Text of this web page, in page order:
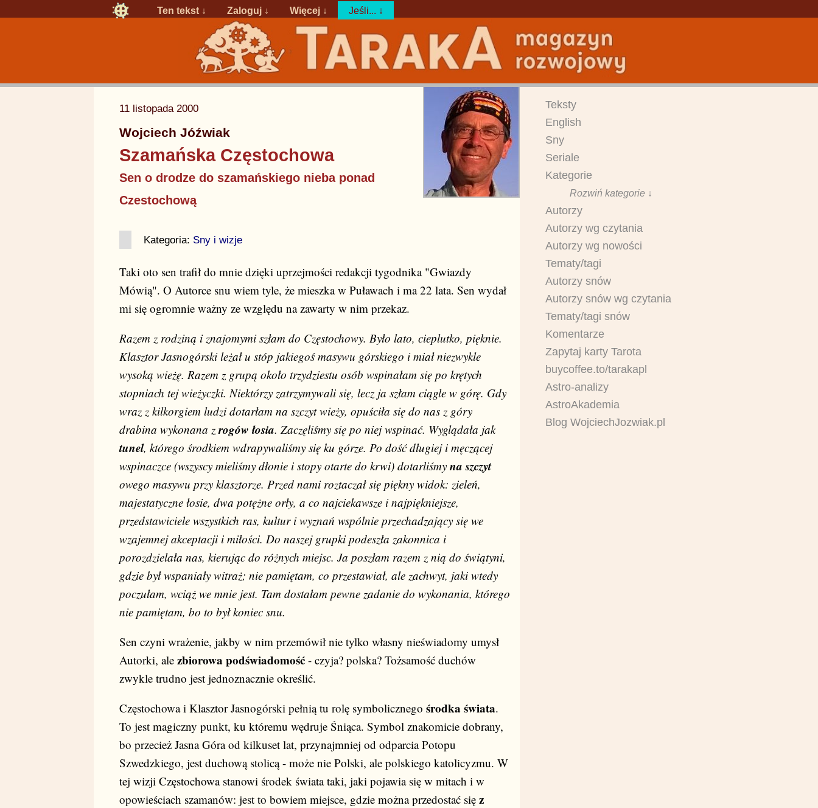
Ten tekst ↓ Zaloguj ↓ Więcej ↓ Jeśli... ↓
11 listopada 2000
Wojciech Jóźwiak
Szamańska Częstochowa
Sen o drodze do szamańskiego nieba ponad
Czestochową
Kategoria: Sny i wizje
Taki oto sen trafił do mnie dzięki uprzejmości redakcji tygodnika "Gwiazdy
Mówią". O Autorce snu wiem tyle, że mieszka w Puławach i ma 22 lata. Sen wydał
mi się ogromnie ważny ze względu na zawarty w nim przekaz.
Razem z rodziną i znajomymi szłam do Częstochowy. Było lato, cieplutko, pięknie.
Klasztor Jasnogórski leżał u stóp jakiegoś masywu górskiego i miał niezwykle
wysoką wieżę. Razem z grupą około trzydziestu osób wspinałam się po krętych
stopniach tej wieżyczki. Niektórzy zatrzymywali się, lecz ja szłam ciągle w górę. Gdy
wraz z kilkorgiem ludzi dotarłam na szczyt wieży, opuściła się do nas z góry
drabina wykonana z rogów łosia. Zaczęliśmy się po niej wspinać. Wyglądała jak
tunel, którego środkiem wdrapywaliśmy się ku górze. Po dość długiej i męczącej
wspinaczce (wszyscy mieliśmy dłonie i stopy otarte do krwi) dotarliśmy na szczyt
owego masywu przy klasztorze. Przed nami roztaczał się piękny widok: zieleń,
majestatyczne łosie, dwa potężne orły, a co najciekawsze i najpiękniejsze,
przedstawiciele wszystkich ras, kultur i wyznań wspólnie przechadzający się we
wzajemnej akceptacji i miłości. Do naszej grupki podeszła zakonnica i
porozdzielała nas, kierując do różnych miejsc. Ja poszłam razem z nią do świątyni,
gdzie był wspaniały witraż; nie pamiętam, co przestawiał, ale zachwyt, jaki wtedy
poczułam, wciąż we mnie jest. Tam dostałam pewne zadanie do wykonania, którego
nie pamiętam, bo to był koniec snu.
Sen czyni wrażenie, jakby w nim przemówił nie tylko własny nieświadomy umysł
Autorki, ale zbiorowa podświadomość - czyja? polska? Tożsamość duchów
zwykle trudno jest jednoznacznie określić.
Częstochowa i Klasztor Jasnogórski pełnią tu rolę symbolicznego środka świata.
To jest magiczny punkt, ku któremu wędruje Śniąca. Symbol znakomicie dobrany,
bo przecież Jasna Góra od kilkuset lat, przynajmniej od odparcia Potopu
Szwedzkiego, jest duchową stolicą - może nie Polski, ale polskiego katolicyzmu. W
tej wizji Częstochowa stanowi środek świata taki, jaki pojawia się w mitach i w
opowieściach szamanów: jest to bowiem miejsce, gdzie można przedostać się z
Teksty
English
Sny
Seriale
Kategorie
Rozwiń kategorie ↓
Autorzy
Autorzy wg czytania
Autorzy wg nowości
Tematy/tagi
Autorzy snów
Autorzy snów wg czytania
Tematy/tagi snów
Komentarze
Zapytaj karty Tarota
buycoffee.to/tarakapl
Astro-analizy
AstroAkademia
Blog WojciechJozwiak.pl